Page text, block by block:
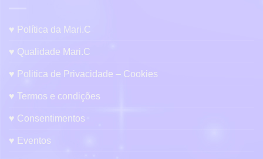
♥ Política da Mari.C
♥ Qualidade Mari.C
♥ Politica de Privacidade – Cookies
♥ Termos e condições
♥ Consentimentos
♥ Eventos